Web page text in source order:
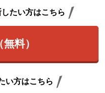
たい方はこちら
料）
い方はこちら